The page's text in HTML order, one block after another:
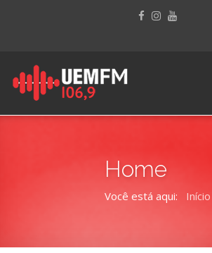
Home
Você está aqui: Início